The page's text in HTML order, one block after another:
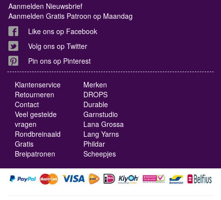
Aanmelden Nieuwsbrief
Aanmelden Gratis Patroon op Maandag
Like ons op Facebook
Volg ons op Twitter
Pin ons op Pinterest
Klantenservice
Retourneren
Contact
Veel gestelde
vragen
Rondbreinaald
Gratis
Breipatronen
Merken
DROPS
Durable
Garnstudio
Lana Grossa
Lang Yarns
Phildar
Scheepjes